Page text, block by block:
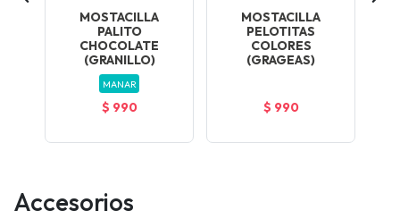
MOSTACILLA
PALITO
CHOCOLATE
(GRANILLO)
MANAR
$ 990
MOSTACILLA
PELOTITAS
COLORES
(GRAGEAS)
$ 990
Accesorios